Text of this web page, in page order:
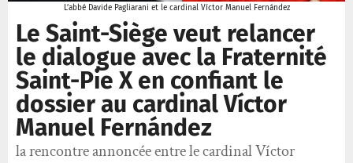
L’abbé Davide Pagliarani et le cardinal Víctor Manuel Fernández
Le Saint-Siège veut relancer
le dialogue avec la Fraternité
Saint-Pie X en confiant le
dossier au cardinal Víctor
Manuel Fernández
la rencontre annoncée entre le cardinal Víctor